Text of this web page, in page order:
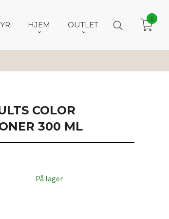
HJEM OUTLET
0
COLOR
300 ML
På lager